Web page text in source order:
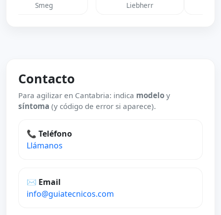
Junkers Vaillant
Contacto
Para agilizar en Cantabria: indica modelo y
síntoma (y código de error si aparece).
📞 Teléfono
Llámanos
✉️ Email
info@guiatecnicos.com